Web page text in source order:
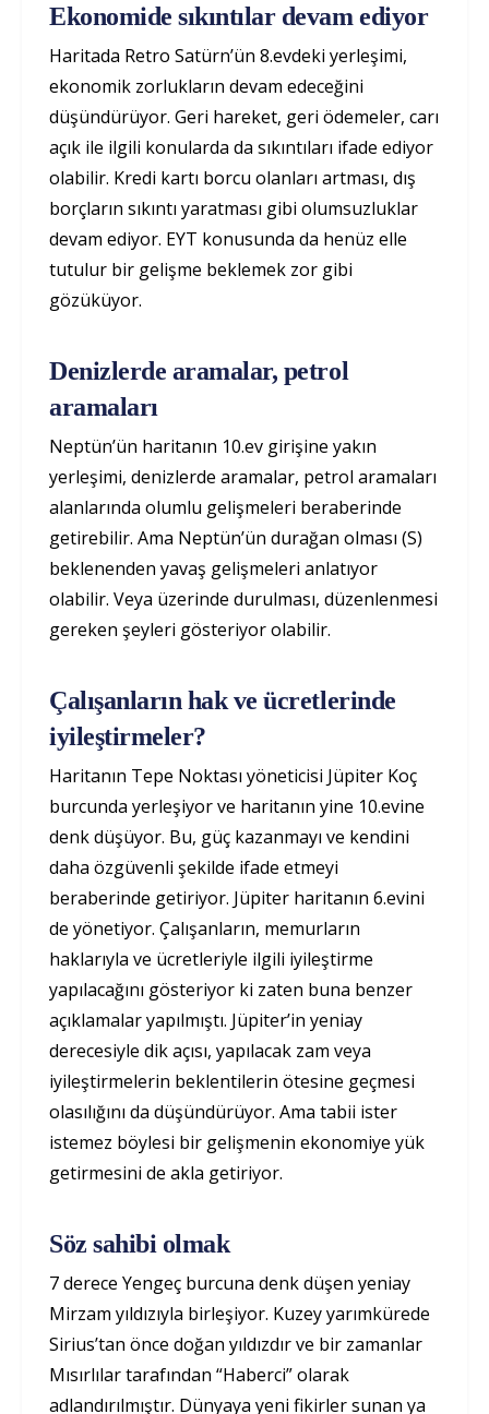
Ekonomide sıkıntılar devam ediyor
Haritada Retro Satürn’ün 8.evdeki yerleşimi,
ekonomik zorlukların devam edeceğini
düşündürüyor. Geri hareket, geri ödemeler, carı
açık ile ilgili konularda da sıkıntıları ifade ediyor
olabilir. Kredi kartı borcu olanları artması, dış
borçların sıkıntı yaratması gibi olumsuzluklar
devam ediyor. EYT konusunda da henüz elle
tutulur bir gelişme beklemek zor gibi
gözüküyor.
Denizlerde aramalar, petrol
aramaları
Neptün’ün haritanın 10.ev girişine yakın
yerleşimi, denizlerde aramalar, petrol aramaları
alanlarında olumlu gelişmeleri beraberinde
getirebilir. Ama Neptün’ün durağan olması (S)
beklenenden yavaş gelişmeleri anlatıyor
olabilir. Veya üzerinde durulması, düzenlenmesi
gereken şeyleri gösteriyor olabilir.
Çalışanların hak ve ücretlerinde
iyileştirmeler?
Haritanın Tepe Noktası yöneticisi Jüpiter Koç
burcunda yerleşiyor ve haritanın yine 10.evine
denk düşüyor. Bu, güç kazanmayı ve kendini
daha özgüvenli şekilde ifade etmeyi
beraberinde getiriyor. Jüpiter haritanın 6.evini
de yönetiyor. Çalışanların, memurların
haklarıyla ve ücretleriyle ilgili iyileştirme
yapılacağını gösteriyor ki zaten buna benzer
açıklamalar yapılmıştı. Jüpiter’in yeniay
derecesiyle dik açısı, yapılacak zam veya
iyileştirmelerin beklentilerin ötesine geçmesi
olasılığını da düşündürüyor. Ama tabii ister
istemez böylesi bir gelişmenin ekonomiye yük
getirmesini de akla getiriyor.
Söz sahibi olmak
7 derece Yengeç burcuna denk düşen yeniay
Mirzam yıldızıyla birleşiyor. Kuzey yarımkürede
Sirius’tan önce doğan yıldızdır ve bir zamanlar
Mısırlılar tarafından “Haberci” olarak
adlandırılmıştır. Dünyaya yeni fikirler sunan ya